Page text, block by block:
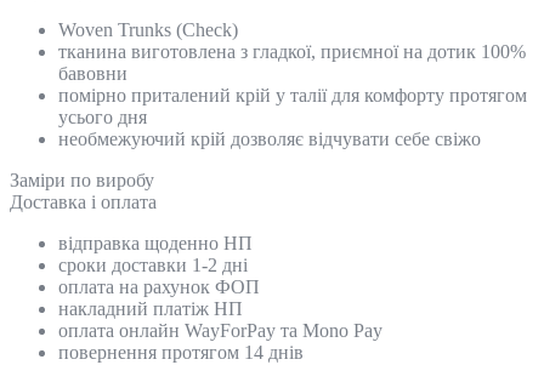
Woven Trunks (Check)
тканина виготовлена з гладкої, приємної на дотик 100%
бавовни
помірно приталений крій у талії для комфорту протягом
усього дня
необмежуючий крій дозволяє відчувати себе свіжо
Замiри по виробу
Доставка і оплата
відправка щоденно НП
сроки доставки 1-2 дні
оплата на рахунок ФОП
накладний платіж НП
оплата онлайн WayForPay та Mono Pay
повернення протягом 14 днів